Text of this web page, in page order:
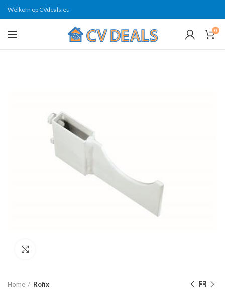
Welkom op CVdeals.eu
0
Home Rofix